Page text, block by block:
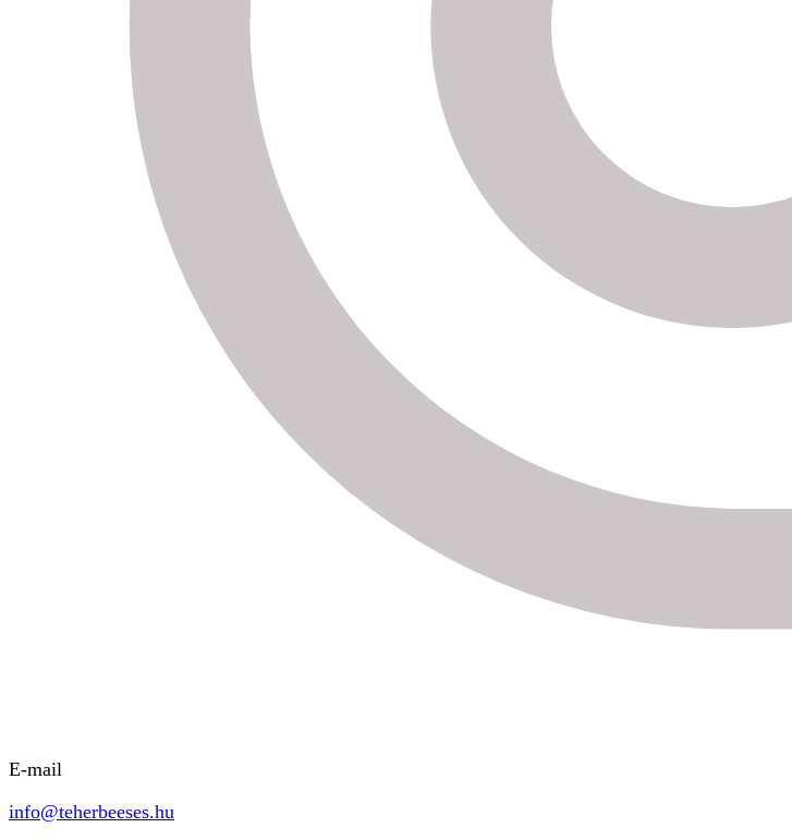
E-mail
info@teherbeeses.hu